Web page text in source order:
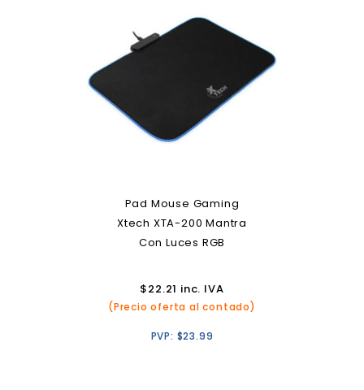
Pad Mouse Gaming
Xtech XTA-200 Mantra
Con Luces RGB
$22.21 inc. IVA
(Precio oferta al contado)
PVP: $23.99